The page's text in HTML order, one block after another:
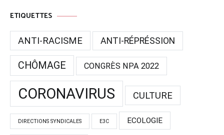
ETIQUETTES
ANTI-RACISME ANTI-RÉPRÉSSION
CHÔMAGE CONGRÈS NPA 2022
CORONAVIRUS CULTURE
DIRECTIONS SYNDICALES E3C ECOLOGIE